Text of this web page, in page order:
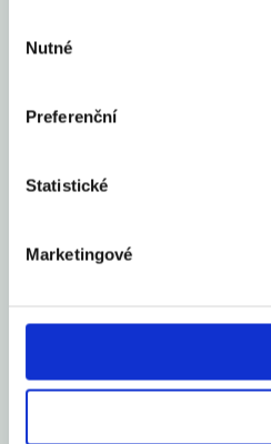
souhlasu
Nutné
Preferenční
Statistické
Marketingové